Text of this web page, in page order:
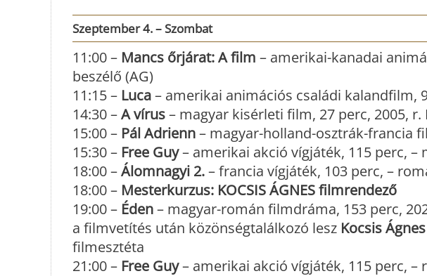
Szeptember 4. – Szombat
11:00 – Mancs őrjárat: A film – amerikai-kanadai
beszélő (AG)
11:15 – Luca– amerikai animációs családi kalandfilm,
14:30 –A vírus– magyar kisérleti film, 27 perc, 2005, r.
15:00 – Pál Adrienn– magyar-holland-osztrák-francia
15:30 – Free Guy– amerikai akció vígjáték, 115 perc, –
18:00 –Álomnagyi 2.– francia vígjáték, 103 perc, –
18:00 – Mesterkurzus: KOCSIS ÁGNES filmrendező
19:00 – Éden– magyar-román filmdráma, 153 perc,
a filmvetítés után közönségtalálkozó lesz Kocsis Ágnes
filmesztéta
21:00 – Free Guy– amerikai akció vígjáték, 115 perc, –